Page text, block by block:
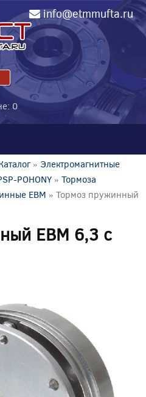
info@etmmufta.ru
0
» Электромагнитные
POHONY » Тормоза
EBM » Тормоз пружинный
EBM 6,3 с